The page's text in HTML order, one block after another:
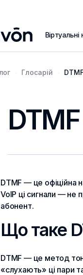
Глосарій
DTMF — це офіційна
VoIP ці сигнали — не
абонент.
Що таке
DTMF — це метод
«слухають» ці пари